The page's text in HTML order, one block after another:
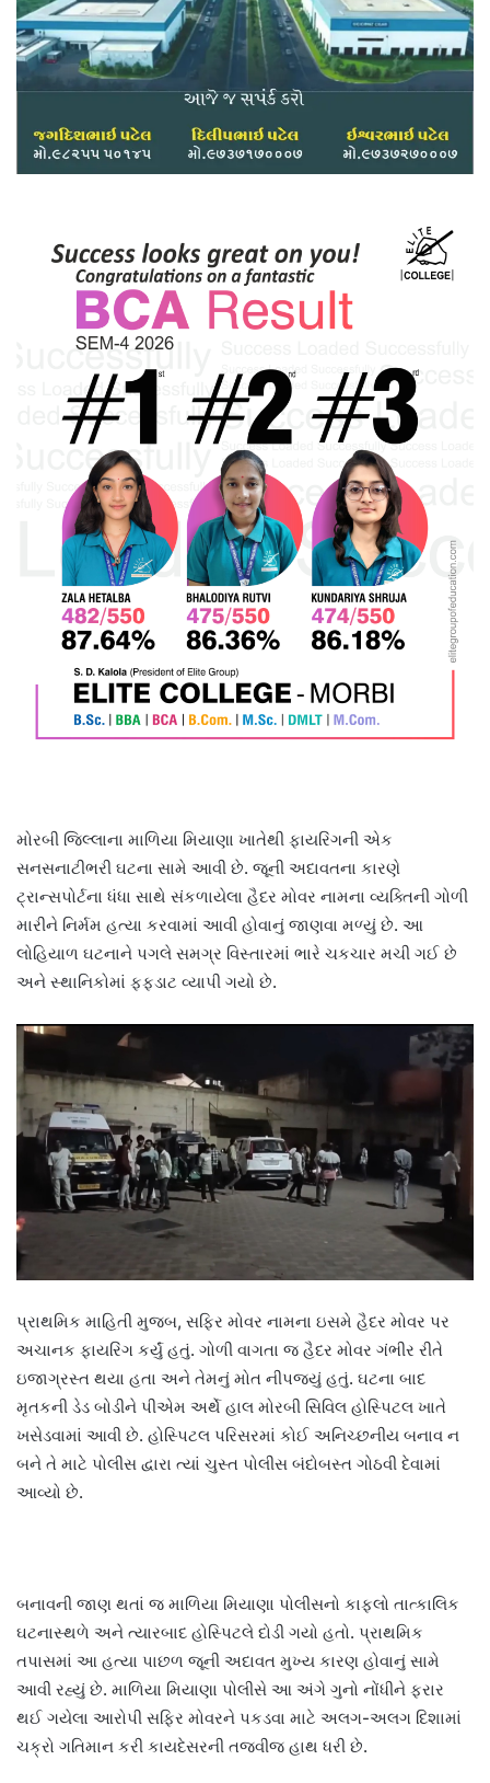
મોરબી જિલ્લાના માળિયા મિયાણા ખાતેથી ફાયરિંગની એક
સનસનાટીભરી ઘટના સામે આવી છે. જૂની અદાવતના કારણે
ટ્રાન્સપોર્ટના ધંધા સાથે સંકળાયેલા હૈદર મોવર નામના વ્યક્તિની ગોળી
મારીને નિર્મમ હત્યા કરવામાં આવી હોવાનું જાણવા મળ્યું છે. આ
લોહિયાળ ઘટનાને પગલે સમગ્ર વિસ્તારમાં ભારે ચકચાર મચી ગઈ છે
અને સ્થાનિકોમાં ફફડાટ વ્યાપી ગયો છે.
પ્રાથમિક માહિતી મુજબ, સફિર મોવર નામના ઇસમે હૈદર મોવર પર
અચાનક ફાયરિંગ કર્યું હતું. ગોળી વાગતા જ હૈદર મોવર ગંભીર રીતે
ઇજાગ્રસ્ત થયા હતા અને તેમનું મોત નીપજ્યું હતું. ઘટના બાદ
મૃતકની ડેડ બોડીને પીએમ અર્થે હાલ મોરબી સિવિલ હોસ્પિટલ ખાતે
ખસેડવામાં આવી છે. હોસ્પિટલ પરિસરમાં કોઈ અનિચ્છનીય બનાવ ન
બને તે માટે પોલીસ દ્વારા ત્યાં ચુસ્ત પોલીસ બંદોબસ્ત ગોઠવી દેવામાં
આવ્યો છે.
બનાવની જાણ થતાં જ માળિયા મિયાણા પોલીસનો કાફલો તાત્કાલિક
ઘટનાસ્થળે અને ત્યારબાદ હોસ્પિટલે દોડી ગયો હતો. પ્રાથમિક
તપાસમાં આ હત્યા પાછળ જૂની અદાવત મુખ્ય કારણ હોવાનું સામે
આવી રહ્યું છે. માળિયા મિયાણા પોલીસે આ અંગે ગુનો નોંધીને ફરાર
થઈ ગયેલા આરોપી સફિર મોવરને પકડવા માટે અલગ-અલગ દિશામાં
ચક્રો ગતિમાન કરી કાયદેસરની તજવીજ હાથ ધરી છે.